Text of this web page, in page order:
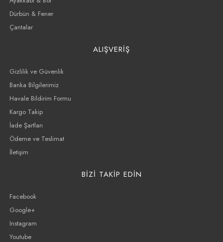
Dürbün & Fener
Çantalar
ALIŞVERİŞ
Gizlilik ve Güvenlik
Banka Bilgilerimiz
Havale Bildirim Formu
Kargo Takip
İade Şartları
Ödeme ve Teslimat
İletişim
BİZİ TAKİP EDİN
Facebook
Google+
Instagram
Youtube